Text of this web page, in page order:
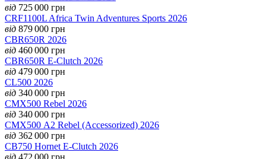
від 725 000 грн
CRF1100L Africa Twin Adventures Sports 2026
від 879 000 грн
CBR650R 2026
від 460 000 грн
CBR650R E-Clutch 2026
від 479 000 грн
CL500 2026
від 340 000 грн
CMX500 Rebel 2026
від 340 000 грн
CMX500 А2 Rebel (Accessorized) 2026
від 362 000 грн
CB750 Hornet E-Clutch 2026
від 472 000 грн